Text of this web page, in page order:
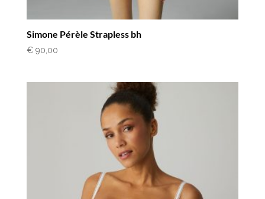
Simone Pérèle Strapless bh
€90,00